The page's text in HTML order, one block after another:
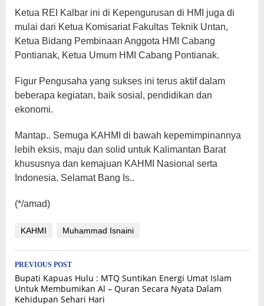
Ketua REI Kalbar ini di Kepengurusan di HMI juga di
mulai dari Ketua Komisariat Fakultas Teknik Untan,
Ketua Bidang Pembinaan Anggota HMI Cabang
Pontianak, Ketua Umum HMI Cabang Pontianak.
Figur Pengusaha yang sukses ini terus aktif dalam
beberapa kegiatan, baik sosial, pendidikan dan
ekonomi.
Mantap.. Semuga KAHMI di bawah kepemimpinannya
lebih eksis, maju dan solid untuk Kalimantan Barat
khususnya dan kemajuan KAHMI Nasional serta
Indonesia. Selamat Bang Is..
(*/amad)
KAHMI Muhammad Isnaini
Post
navigation
PREVIOUS POST
Bupati Kapuas Hulu : MTQ Suntikan Energi Umat Islam
Untuk Membumikan Al – Quran Secara Nyata Dalam
Kehidupan Sehari Hari